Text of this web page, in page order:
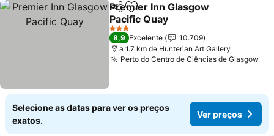
PartilharAdicionar aos favoritos
Premier Inn Glasgow
Pacific Quay
Ver preços
3 Estrelas
8,9 Excelente
10.709
a 1.7 km de Hunterian Art Gallery
Perto do Centro de Ciências de Glasgow
Selecione as datas para ver os preços
exatos.
Ver preços